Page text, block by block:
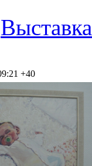
+40